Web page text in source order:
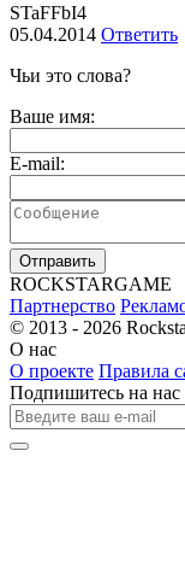
STaFFbI4
05.04.2014 Ответить
Чьи это слова?
Ваше имя:
E-mail:
Отправить
ROCKSTARGAME
Партнерство
© 2013 - 2026
О нас
О проекте Правила
Подпишитесь на нас